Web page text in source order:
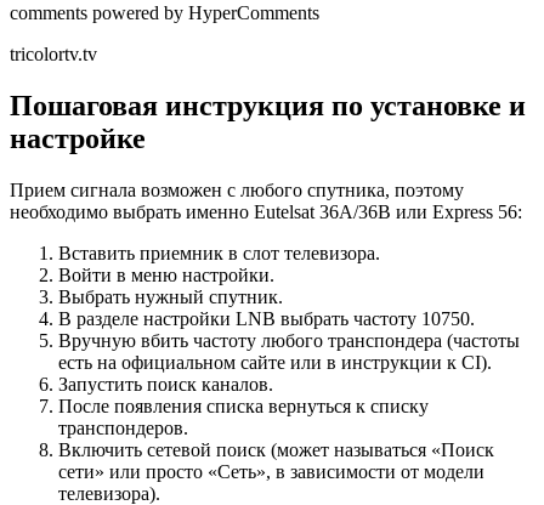
comments powered by HyperComments
tricolortv.tv
Пошаговая инструкция по установке и
настройке
Прием сигнала возможен с любого спутника, поэтому
необходимо выбрать именно Eutelsat 36A/36B или Express 56:
Вставить приемник в слот телевизора.
Войти в меню настройки.
Выбрать нужный спутник.
В разделе настройки LNB выбрать частоту 10750.
Вручную вбить частоту любого транспондера (частоты
есть на официальном сайте или в инструкции к CI).
Запустить поиск каналов.
После появления списка вернуться к списку
транспондеров.
Включить сетевой поиск (может называться «Поиск
сети» или просто «Сеть», в зависимости от модели
телевизора).